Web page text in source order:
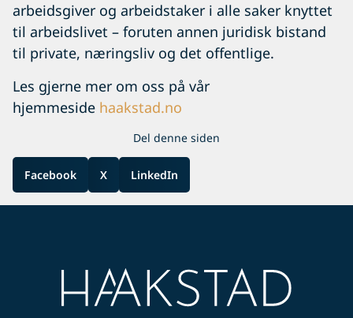
arbeidsgiver og arbeidstaker i alle saker knyttet
til arbeidslivet – foruten annen juridisk bistand
til private, næringsliv og det offentlige.
Les gjerne mer om oss på vår
hjemmeside haakstad.no
Del denne siden
Facebook X LinkedIn